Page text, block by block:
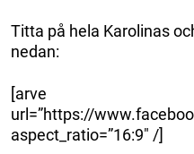
Titta på hela Karolinas
nedan:
[arve
url=”https://
aspect_ratio=”16:9″ /]